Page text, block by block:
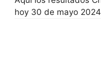
hoy 30 de mayo 2024